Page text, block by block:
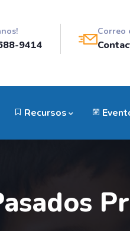
9414
Correo
Recursos